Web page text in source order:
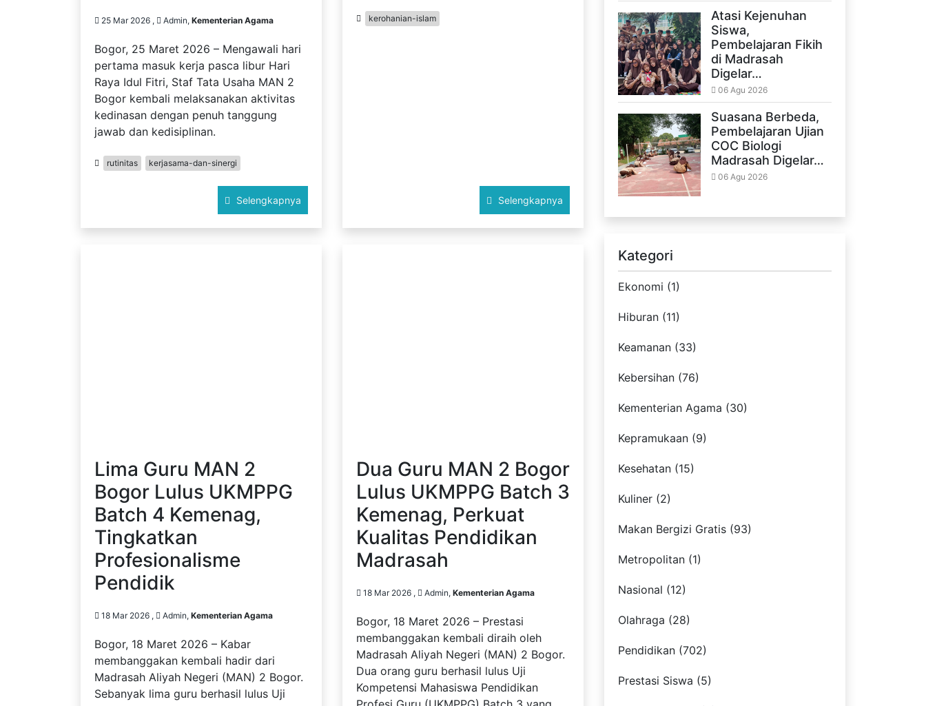
25 Mar 2026 , Admin, Kementerian Agama
Bogor, 25 Maret 2026 – Mengawali hari
pertama masuk kerja pasca libur Hari
Raya Idul Fitri, Staf Tata Usaha MAN 2
Bogor kembali melaksanakan aktivitas
kedinasan dengan penuh tanggung
jawab dan kedisiplinan.
rutinitas kerjasama-dan-sinergi
Selengkapnya
kerohanian-islam
Selengkapnya
Lima Guru MAN 2
Bogor Lulus UKMPPG
Batch 4 Kemenag,
Tingkatkan
Profesionalisme
Pendidik
18 Mar 2026 , Admin, Kementerian Agama
Bogor, 18 Maret 2026 – Kabar
membanggakan kembali hadir dari
Madrasah Aliyah Negeri (MAN) 2 Bogor.
Sebanyak lima guru berhasil lulus Uji
Dua Guru MAN 2 Bogor
Lulus UKMPPG Batch 3
Kemenag, Perkuat
Kualitas Pendidikan
Madrasah
18 Mar 2026 , Admin, Kementerian Agama
Bogor, 18 Maret 2026 – Prestasi
membanggakan kembali diraih oleh
Madrasah Aliyah Negeri (MAN) 2 Bogor.
Dua orang guru berhasil lulus Uji
Kompetensi Mahasiswa Pendidikan
Atasi Kejenuhan
Siswa,
Pembelajaran Fikih
di Madrasah
Digelar…
06 Agu 2026
Suasana Berbeda,
Pembelajaran Ujian
COC Biologi
Madrasah Digelar…
06 Agu 2026
Kategori
Ekonomi (1)
Hiburan (11)
Keamanan (33)
Kebersihan (76)
Kementerian Agama (30)
Kepramukaan (9)
Kesehatan (15)
Kuliner (2)
Makan Bergizi Gratis (93)
Metropolitan (1)
Nasional (12)
Olahraga (28)
Pendidikan (702)
Prestasi Siswa (5)